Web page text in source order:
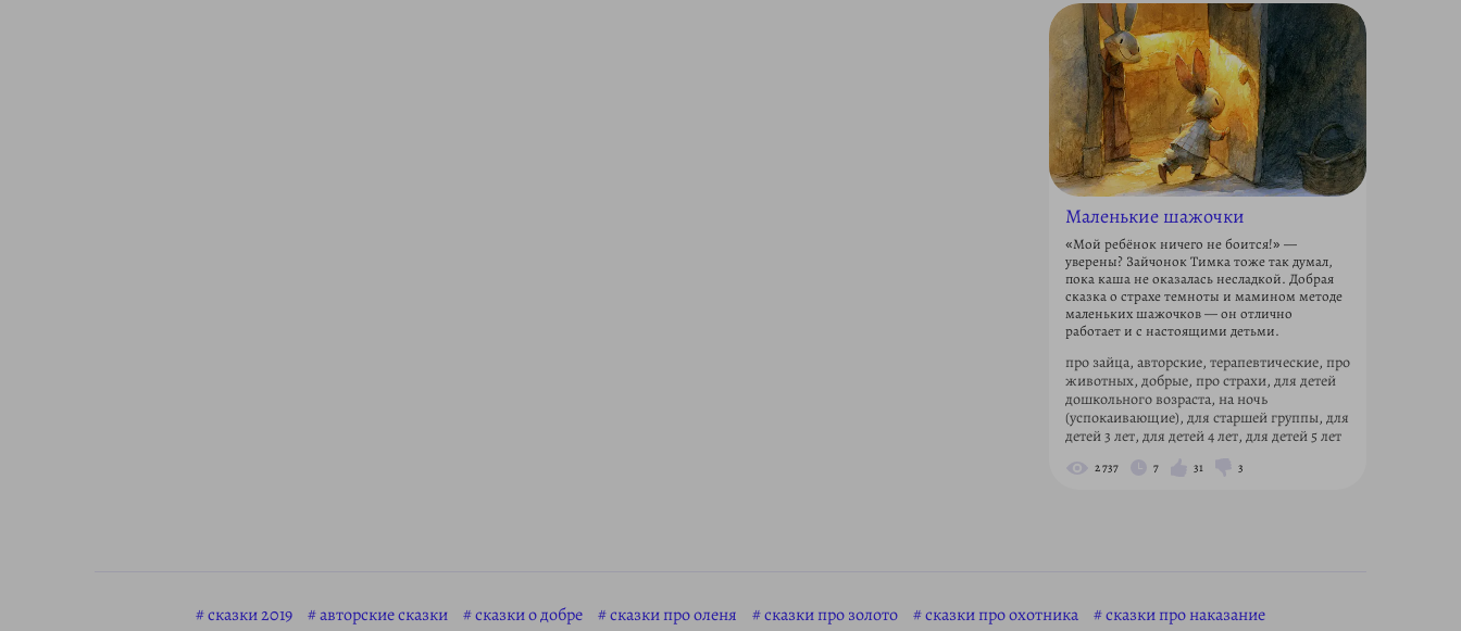
Маленькие шажочки
«Мой ребёнок ничего не боится!» —
уверены? Зайчонок Тимка тоже так думал,
пока каша не оказалась несладкой. Добрая
сказка о страхе темноты и мамином методе
маленьких шажочков — он отлично
работает и с настоящими детьми.
про зайца, авторские, терапевтические, про
животных, добрые, про страхи, для детей
дошкольного возраста, на ночь
(успокаивающие), для старшей группы, для
детей 3 лет, для детей 4 лет, для детей 5 лет
2 737 7 31 3
сказки 2019 авторские сказки сказки о добре сказки про оленя сказки про золото сказки про охотника сказки про наказание